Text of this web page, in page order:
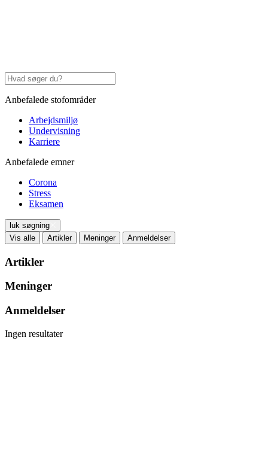
Anbefalede stofområder
Arbejdsmiljø
Undervisning
Karriere
Anbefalede emner
Corona
Stress
Eksamen
luk søgning
Vis alle
Artikler Meninger Anmeldelser
Artikler
Meninger
Anmeldelser
Ingen resultater